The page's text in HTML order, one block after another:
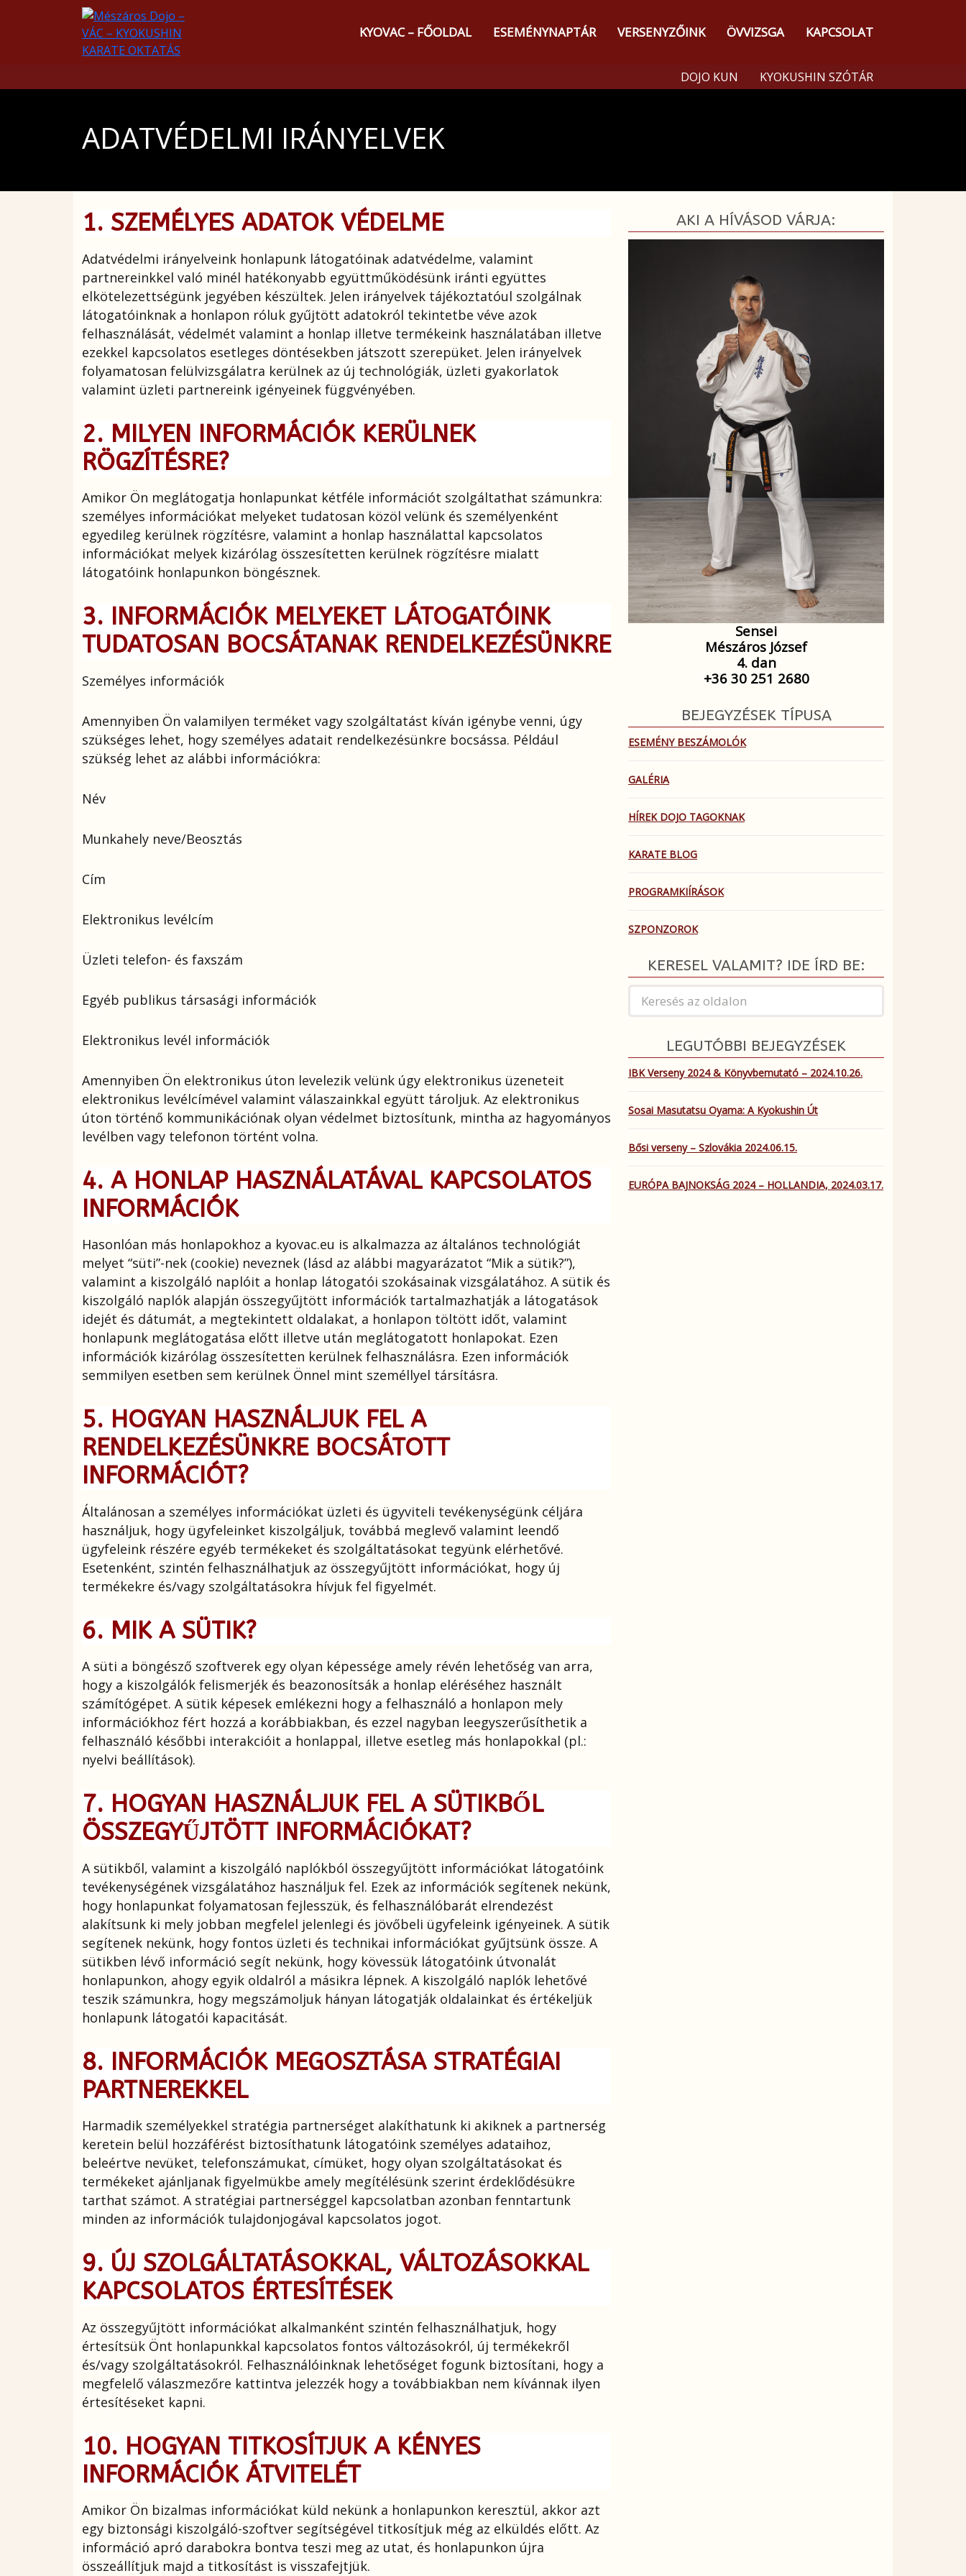
KYOVAC – FŐOLDAL ESEMÉNYNAPTÁR VERSENYZŐINK ÖVVIZSGA KAPCSOLAT
DOJO KUN KYOKUSHIN SZÓTÁR
ADATVÉDELMI IRÁNYELVEK
1. SZEMÉLYES ADATOK VÉDELME
Adatvédelmi irányelveink honlapunk látogatóinak adatvédelme, valamint
partnereinkkel való minél hatékonyabb együttműködésünk iránti együttes
elkötelezettségünk jegyében készültek. Jelen irányelvek tájékoztatóul szolgálnak
látogatóinknak a honlapon róluk gyűjtött adatokról tekintetbe véve azok
felhasználását, védelmét valamint a honlap illetve termékeink használatában illetve
ezekkel kapcsolatos esetleges döntésekben játszott szerepüket. Jelen irányelvek
folyamatosan felülvizsgálatra kerülnek az új technológiák, üzleti gyakorlatok
valamint üzleti partnereink igényeinek függvényében.
2. MILYEN INFORMÁCIÓK KERÜLNEK
RÖGZÍTÉSRE?
Amikor Ön meglátogatja honlapunkat kétféle információt szolgáltathat számunkra:
személyes információkat melyeket tudatosan közöl velünk és személyenként
egyedileg kerülnek rögzítésre, valamint a honlap használattal kapcsolatos
információkat melyek kizárólag összesítetten kerülnek rögzítésre mialatt
látogatóink honlapunkon böngésznek.
3. INFORMÁCIÓK MELYEKET LÁTOGATÓINK
TUDATOSAN BOCSÁTANAK RENDELKEZÉSÜNKRE
Személyes információk
Amennyiben Ön valamilyen terméket vagy szolgáltatást kíván igénybe venni, úgy
szükséges lehet, hogy személyes adatait rendelkezésünkre bocsássa. Például
szükség lehet az alábbi információkra:
Név
Munkahely neve/Beosztás
Cím
Elektronikus levélcím
Üzleti telefon- és faxszám
Egyéb publikus társasági információk
Elektronikus levél információk
Amennyiben Ön elektronikus úton levelezik velünk úgy elektronikus üzeneteit
elektronikus levélcímével valamint válaszainkkal együtt tároljuk. Az elektronikus
úton történő kommunikációnak olyan védelmet biztosítunk, mintha az hagyományos
levélben vagy telefonon történt volna.
4. A HONLAP HASZNÁLATÁVAL KAPCSOLATOS
INFORMÁCIÓK
Hasonlóan más honlapokhoz a kyovac.eu is alkalmazza az általános technológiát
melyet “süti”-nek (cookie) neveznek (lásd az alábbi magyarázatot “Mik a sütik?”),
valamint a kiszolgáló naplóit a honlap látogatói szokásainak vizsgálatához. A sütik és
kiszolgáló naplók alapján összegyűjtött információk tartalmazhatják a látogatások
idejét és dátumát, a megtekintett oldalakat, a honlapon töltött időt, valamint
honlapunk meglátogatása előtt illetve után meglátogatott honlapokat. Ezen
információk kizárólag összesítetten kerülnek felhasználásra. Ezen információk
semmilyen esetben sem kerülnek Önnel mint személlyel társításra.
5. HOGYAN HASZNÁLJUK FEL A
RENDELKEZÉSÜNKRE BOCSÁTOTT
INFORMÁCIÓT?
Általánosan a személyes információkat üzleti és ügyviteli tevékenységünk céljára
használjuk, hogy ügyfeleinket kiszolgáljuk, továbbá meglevő valamint leendő
ügyfeleink részére egyéb termékeket és szolgáltatásokat tegyünk elérhetővé.
Esetenként, szintén felhasználhatjuk az összegyűjtött információkat, hogy új
termékekre és/vagy szolgáltatásokra hívjuk fel figyelmét.
6. MIK A SÜTIK?
A süti a böngésző szoftverek egy olyan képessége amely révén lehetőség van arra,
hogy a kiszolgálók felismerjék és beazonosítsák a honlap eléréséhez használt
számítógépet. A sütik képesek emlékezni hogy a felhasználó a honlapon mely
információkhoz fért hozzá a korábbiakban, és ezzel nagyban leegyszerűsíthetik a
felhasználó későbbi interakcióit a honlappal, illetve esetleg más honlapokkal (pl.:
nyelvi beállítások).
7. HOGYAN HASZNÁLJUK FEL A SÜTIKBŐL
ÖSSZEGYŰJTÖTT INFORMÁCIÓKAT?
A sütikből, valamint a kiszolgáló naplókból összegyűjtött információkat látogatóink
tevékenységének vizsgálatához használjuk fel. Ezek az információk segítenek nekünk,
hogy honlapunkat folyamatosan fejlesszük, és felhasználóbarát elrendezést
alakítsunk ki mely jobban megfelel jelenlegi és jövőbeli ügyfeleink igényeinek. A sütik
segítenek nekünk, hogy fontos üzleti és technikai információkat gyűjtsünk össze. A
sütikben lévő információ segít nekünk, hogy kövessük látogatóink útvonalát
honlapunkon, ahogy egyik oldalról a másikra lépnek. A kiszolgáló naplók lehetővé
teszik számunkra, hogy megszámoljuk hányan látogatják oldalainkat és értékeljük
honlapunk látogatói kapacitását.
8. INFORMÁCIÓK MEGOSZTÁSA STRATÉGIAI
PARTNEREKKEL
Harmadik személyekkel stratégia partnerséget alakíthatunk ki akiknek a partnerség
keretein belül hozzáférést biztosíthatunk látogatóink személyes adataihoz,
beleértve nevüket, telefonszámukat, címüket, hogy olyan szolgáltatásokat és
termékeket ajánljanak figyelmükbe amely megítélésünk szerint érdeklődésükre
tarthat számot. A stratégiai partnerséggel kapcsolatban azonban fenntartunk
minden az információk tulajdonjogával kapcsolatos jogot.
9. ÚJ SZOLGÁLTATÁSOKKAL, VÁLTOZÁSOKKAL
KAPCSOLATOS ÉRTESÍTÉSEK
Az összegyűjtött információkat alkalmanként szintén felhasználhatjuk, hogy
értesítsük Önt honlapunkkal kapcsolatos fontos változásokról, új termékekről
és/vagy szolgáltatásokról. Felhasználóinknak lehetőséget fogunk biztosítani, hogy a
megfelelő válaszmezőre kattintva jelezzék hogy a továbbiakban nem kívánnak ilyen
értesítéseket kapni.
10. HOGYAN TITKOSÍTJUK A KÉNYES
INFORMÁCIÓK ÁTVITELÉT
Amikor Ön bizalmas információkat küld nekünk a honlapunkon keresztül, akkor azt
egy biztonsági kiszolgáló-szoftver segítségével titkosítjuk még az elküldés előtt. Az
információ apró darabokra bontva teszi meg az utat, és honlapunkon újra
összeállítjuk majd a titkosítást is visszafejtjük.
AKI A HÍVÁSOD VÁRJA:
Sensei
Mészáros József
4. dan
+36 30 251 2680
BEJEGYZÉSEK TÍPUSA
ESEMÉNY BESZÁMOLÓK
GALÉRIA
HÍREK DOJO TAGOKNAK
KARATE BLOG
PROGRAMKIÍRÁSOK
SZPONZOROK
KERESEL VALAMIT? IDE ÍRD BE:
LEGUTÓBBI BEJEGYZÉSEK
IBK Verseny 2024 & Könyvbemutató – 2024.10.26.
Sosai Masutatsu Oyama: A Kyokushin Út
Bősi verseny – Szlovákia 2024.06.15.
EURÓPA BAJNOKSÁG 2024 – HOLLANDIA, 2024.03.17.